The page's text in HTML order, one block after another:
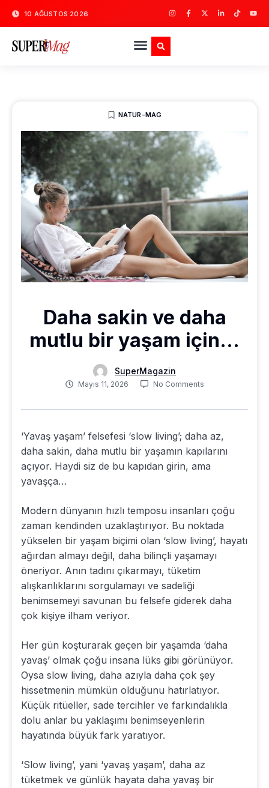
10 AĞUSTOS 2026
NATUR-MAG
Daha sakin ve daha
mutlu bir yaşam için…
SuperMagazin
Mayıs 11, 2026 No Comments
‘Yavaş yaşam’ felsefesi ‘slow living’; daha az,
daha sakin, daha mutlu bir yaşamın kapılarını
açıyor. Haydi siz de bu kapıdan girin, ama
yavaşça…
Modern dünyanın hızlı temposu insanları çoğu
zaman kendinden uzaklaştırıyor. Bu noktada
yükselen bir yaşam biçimi olan ‘slow living’, hayatı
ağırdan almayı değil, daha bilinçli yaşamayı
öneriyor. Anın tadını çıkarmayı, tüketim
alışkanlıklarını sorgulamayı ve sadeliği
benimsemeyi savunan bu felsefe giderek daha
çok kişiye ilham veriyor.
Her gün koşturarak geçen bir yaşamda ‘daha
yavaş’ olmak çoğu insana lüks gibi görünüyor.
Oysa slow living, daha azıyla daha çok şey
hissetmenin mümkün olduğunu hatırlatıyor.
Küçük ritüeller, sade tercihler ve farkındalıkla
dolu anlar bu yaklaşımı benimseyenlerin
hayatında büyük fark yaratıyor.
‘Slow living’, yani ‘yavaş yaşam’, daha az
tüketmek ve günlük hayata daha yavaş bir